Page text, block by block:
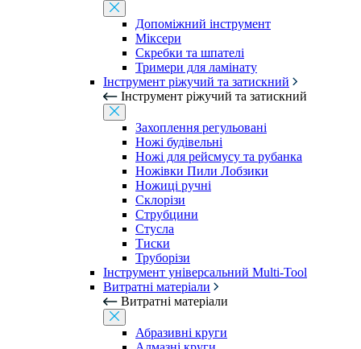
Допоміжний інструмент
Міксери
Скребки та шпателі
Тримери для ламінату
Інструмент ріжучий та затискний
Інструмент ріжучий та затискний
Захоплення регульовані
Ножі будівельні
Ножі для рейсмусу та рубанка
Ножівки Пили Лобзики
Ножиці ручні
Склорізи
Струбцини
Стусла
Тиски
Труборізи
Інструмент універсальний Multi-Tool
Витратні матеріали
Витратні матеріали
Абразивні круги